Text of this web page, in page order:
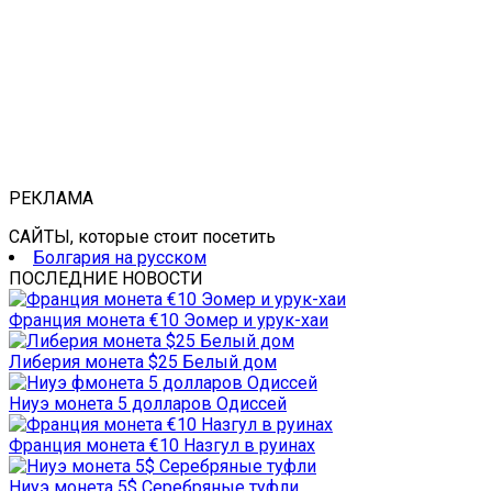
РЕКЛАМА
САЙТЫ, которые стоит посетить
Болгария на русском
ПОСЛЕДНИЕ НОВОСТИ
Франция монета €10 Эомер и урук-хаи
Либерия монета $25 Белый дом
Ниуэ монета 5 долларов Одиссей
Франция монета €10 Назгул в руинах
Ниуэ монета 5$ Серебряные туфли